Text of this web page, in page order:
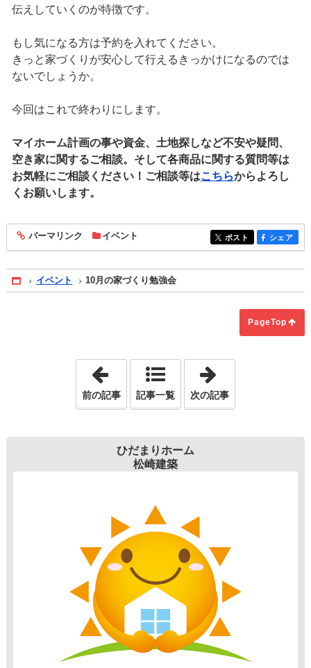
伝えしていくのが特徴です。
もし気になる方は予約を入れてください。
きっと家づくりが安心して行えるきっかけになるのでは
ないでしょうか。
今回はこれで終わりにします。
マイホーム計画の事や資金、土地探しなど不安や疑問、
空き家に関するご相談。そして各商品に関する質問等は
お気軽にご相談ください！ご相談等はこちらからよろし
くお願いします。
entry1909
パーマリンク イベント entry1909
ポスト entry1909
シェア
Home
イベント 10月の家づくり勉強会
PageTop
「マイホーム持つ時の援助資金について
前の記事 記事一覧 次の記事
ひだまりホーム
松崎建築